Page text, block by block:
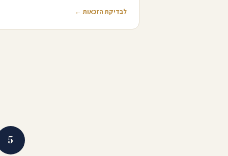
לבדיקת הזכאות ←
5